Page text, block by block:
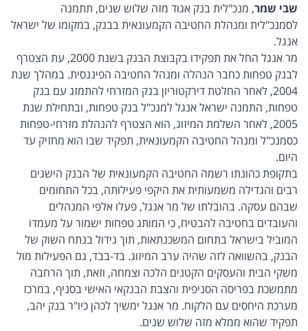
שבי שמר, מנכ"לית בנק אגוד מזה שלוש שנים, תתמנה
לסמנכ"לית ומנהלת החטיבה הקמעונאית בבנק, במקומו של ישראל
אנגל.
מר אנגל החל את תפקידו בקבוצת הבנק בשנת 2000, עת הצטרף
לבנק טפחות כחבר הנהלה ומנהל החטיבה הפיננסית. במהלך שנת
2004, לאחר החלטת דירקטוריון בנק המזרחי להתמזג עם בנק
טפחות, התמנה ישראל אנגל למנכ"ל בנק טפחות, ובתחילת שנת
2005, לאחר השלמת המיזוג, הוא הצטרף להנהלת מזרחי-טפחות
כסמנכ"ל ומנהל החטיבה הקמעונאית, תפקיד שבו הוא מחזיק עד
היום.
בתקופת כהונתו רשמה החטיבה הקמעונאית של הבנק הישגים
רבים והגדילה משמעותית את היקפי פעילותה, בכל התחומים
שבהם עסקה. בהובלתו של מר אנגל, פעלו אלפי המנהלים
והעובדים בחטיבה להבטיח, כי המותג טפחות ישמור על מעמדו
המוביל בישראל בתחום המשכנתאות, תוך גידול בנתח השוק של
הבנק, בהשוואה לזה שהיה ערב המיזוג. בד-בבד, גם הפעילות מול
משקי הבית והעסקים הקטנים הלכה וצמחה, וזאת, תוך הרחבה
מתמשכת בפריסה הסניפית והצבת הבנקאי האישי בסניף, במרכז
מערכת היחסים עם הלקוח. מר אנגל ימשיך לכהן כיו"ר בנק יהב,
תפקיד שהוא ממלא מזה שלוש שנים.